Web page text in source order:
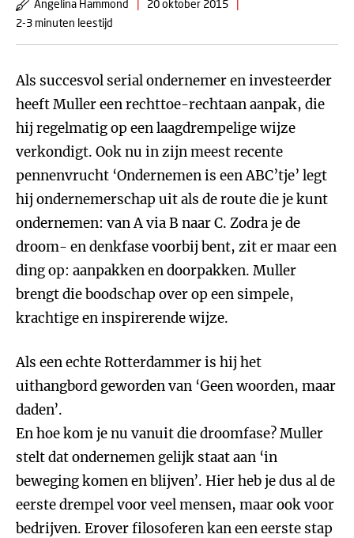
Angelina Hammond | 20 oktober 2015
|
2-3 minuten leestijd
Als succesvol serial ondernemer en investeerder
heeft Muller een rechttoe-rechtaan aanpak, die
hij regelmatig op een laagdrempelige wijze
verkondigt. Ook nu in zijn meest recente
pennenvrucht ‘Ondernemen is een ABC’tje’ legt
hij ondernemerschap uit als de route die je kunt
ondernemen: van A via B naar C. Zodra je de
droom- en denkfase voorbij bent, zit er maar een
ding op: aanpakken en doorpakken. Muller
brengt die boodschap over op een simpele,
krachtige en inspirerende wijze.
Als een echte Rotterdammer is hij het
uithangbord geworden van ‘Geenwoorden, maar
daden’.
En hoe kom je nu vanuit die droomfase? Muller
stelt dat ondernemen gelijk staat aan ‘in
beweging komen en blijven’. Hier heb je dus al de
eerste drempel voor veel mensen, maar ook voor
bedrijven. Erover filosoferen kan een eerste stap